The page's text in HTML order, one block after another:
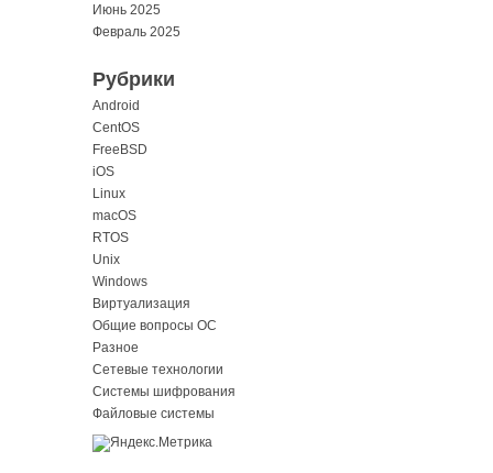
Июнь 2025
Февраль 2025
Рубрики
Android
CentOS
FreeBSD
iOS
Linux
macOS
RTOS
Unix
Windows
Виртуализация
Общие вопросы ОС
Разное
Сетевые технологии
Системы шифрования
Файловые системы